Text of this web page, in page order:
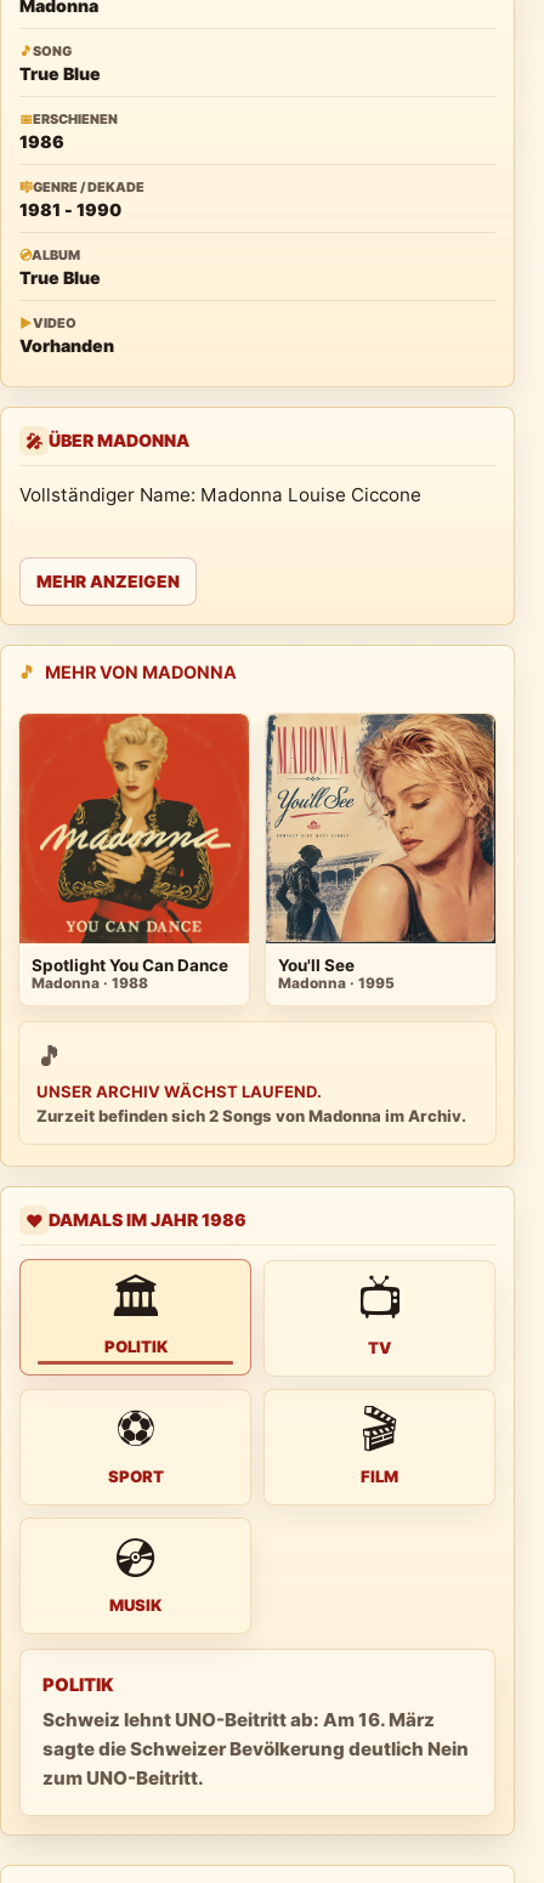
Madonna
🎵SONG
True Blue
📅ERSCHIENEN
1986
🎼GENRE / DEKADE
1981 - 1990
💿ALBUM
True Blue
▶VIDEO
Vorhanden
🎤 ÜBER MADONNA
Vollständiger Name: Madonna Louise Ciccone
MEHR ANZEIGEN
🎵 MEHR VON MADONNA
Spotlight You Can Dance
Madonna · 1988
You'll See
Madonna · 1995
🎵
UNSER ARCHIV WÄCHST LAUFEND.
Zurzeit befinden sich 2 Songs von Madonna im Archiv.
❤️ DAMALS IM JAHR 1986
🏛
POLITIK
📺
TV
⚽
SPORT
🎬
FILM
💿
MUSIK
POLITIK
Schweiz lehnt UNO-Beitritt ab: Am 16. März
sagte die Schweizer Bevölkerung deutlich Nein
zum UNO-Beitritt.